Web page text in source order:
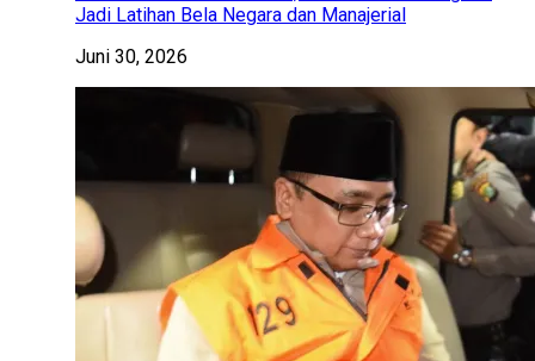
Jadi Latihan Bela Negara dan Manajerial
Juni 30, 2026